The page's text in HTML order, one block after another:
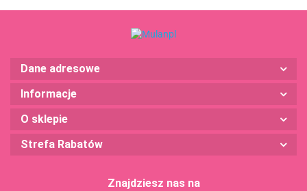
Dane adresowe
Informacje
O sklepie
Strefa Rabatów
Znajdziesz nas na